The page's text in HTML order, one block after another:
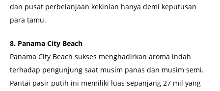
dan pusat perbelanjaan kekinian hanya demi keputusan
para tamu.
8. Panama City Beach
Panama City Beach sukses menghadirkan aroma indah
terhadap pengunjung saat musim panas dan musim semi.
Pantai pasir putih ini memiliki luas sepanjang 27 mil yang